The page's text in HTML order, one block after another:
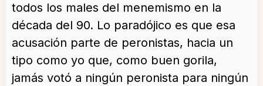
todos los males del menemismo en la
década del 90. Lo paradójico es que esa
acusación parte de peronistas, hacia un
tipo como yo que, como buen gorila,
jamás votó a ningún peronista para ningún